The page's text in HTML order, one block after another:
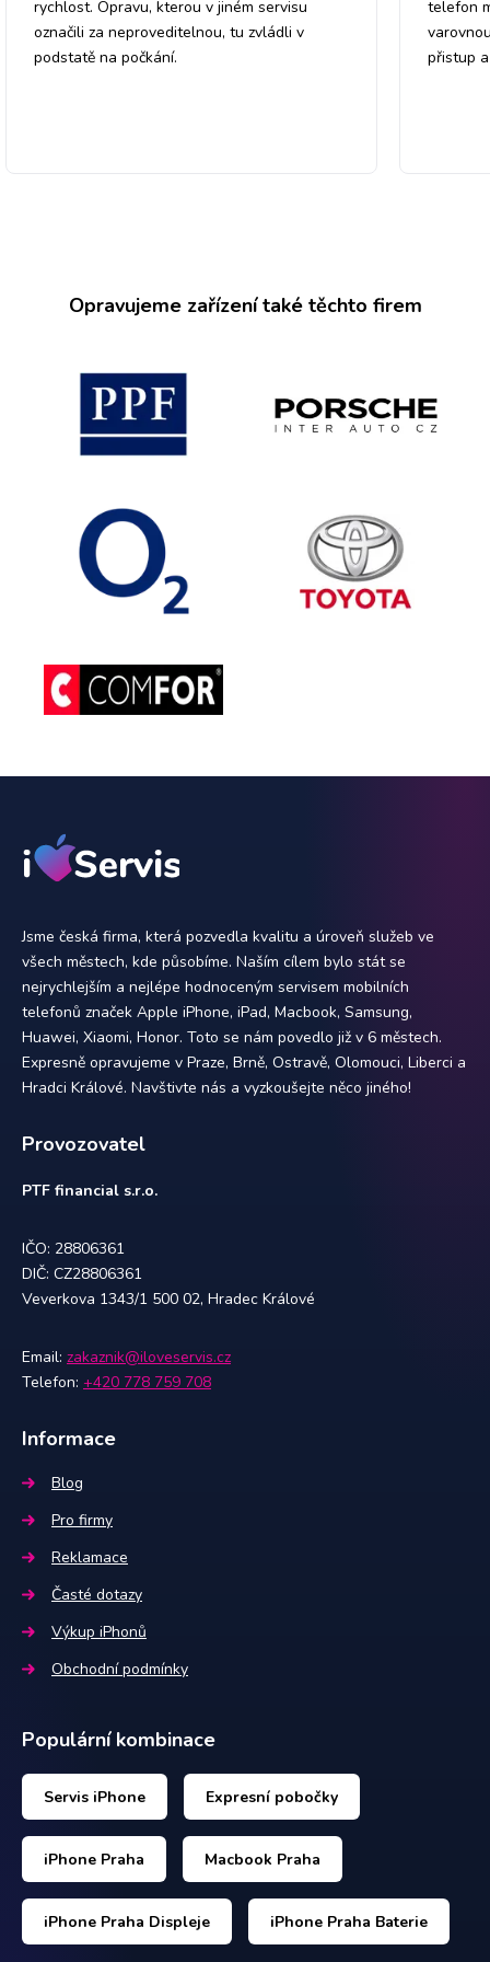
rychlost. Opravu, kterou v jiném servisu
označili za neproveditelnou, tu zvládli v
podstatě na počkání.
telefon
přistup
Opravujeme zařízení také těchto firem
Jsme česká firma, která pozvedla kvalitu a úroveň služeb ve
všech městech, kde působíme. Naším cílem bylo stát se
nejrychlejším a nejlépe hodnoceným servisem mobilních
telefonů značek Apple iPhone, iPad, Macbook, Samsung,
Huawei, Xiaomi, Honor. Toto se nám povedlo již v 6 městech.
Expresně opravujeme v Praze, Brně, Ostravě, Olomouci, Liberci a
Hradci Králové. Navštivte nás a vyzkoušejte něco jiného!
Provozovatel
PTF financial s.r.o.
IČO: 28806361
DIČ: CZ28806361
Veverkova 1343/1 500 02, Hradec Králové
Email: zakaznik@iloveservis.cz
Telefon: +420 778 759 708
Informace
Blog
Pro firmy
Reklamace
Časté dotazy
Výkup iPhonů
Obchodní podmínky
Populární kombinace
Servis iPhone Expresní pobočky
iPhone Praha Macbook Praha
iPhone Praha Displeje iPhone Praha Baterie